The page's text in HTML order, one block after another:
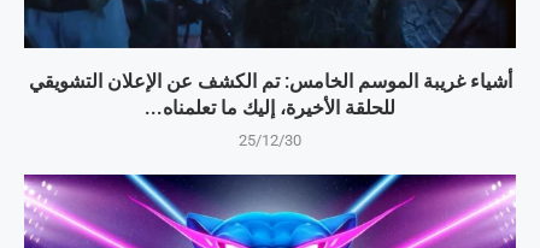
أشياء غريبة الموسم الخامس: تم الكشف عن الإعلان التشويقي
للحلقة الأخيرة، إليك ما تعلمناه...
25/12/30